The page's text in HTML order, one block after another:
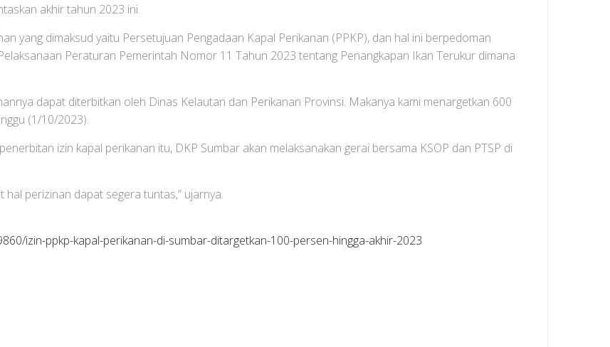
akhir tahun 2023 ini.
yang dimaksud yaitu Persetujuan Pengadaan Kapal Perikanan (PPKP), dan hal ini berpedoman
Peraturan Pemerintah Nomor 11 Tahun 2023 tentang Penangkapan Ikan Terukur dimana
dapat diterbitkan oleh Dinas Kelautan dan Perikanan Provinsi. Makanya kami menargetkan 600
(1/10/2023).
izin kapal perikanan itu, DKP Sumbar akan melaksanakan gerai bersama KSOP dan PTSP di
perizinan dapat segera tuntas,” ujarnya.
izin-ppkp-kapal-perikanan-di-sumbar-ditargetkan-100-persen-hingga-akhir-2023